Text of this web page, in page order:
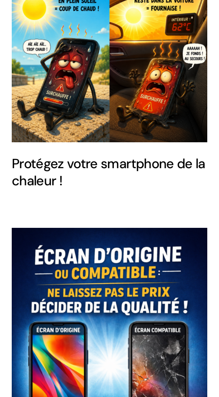
Protégez votre smartphone de la
chaleur !